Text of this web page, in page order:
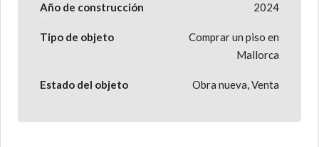
Año de construcción 2024
Tipo de objeto
Comprar un piso en
Mallorca
Estado del objeto Obra nueva, Venta